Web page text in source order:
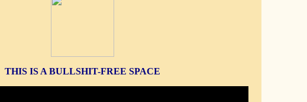
THIS IS A BULLSHIT-FREE SPACE